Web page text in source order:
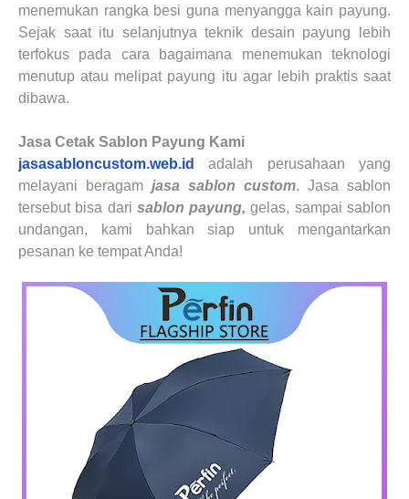
menemukan rangka besi guna menyangga kain payung.
Sejak saat itu selanjutnya teknik desain payung lebih
terfokus pada cara bagaimana menemukan teknologi
menutup atau melipat payung itu agar lebih praktis saat
dibawa.
Jasa Cetak Sablon Payung Kami
jasasabloncustom.web.id
adalah perusahaan yang
melayani beragam jasa sablon custom. Jasa sablon
tersebut bisa dari sablonpayung,gelas, sampai sablon
undangan,
kami bahkan siap untuk mengantarkan
pesanan ke tempat Anda!